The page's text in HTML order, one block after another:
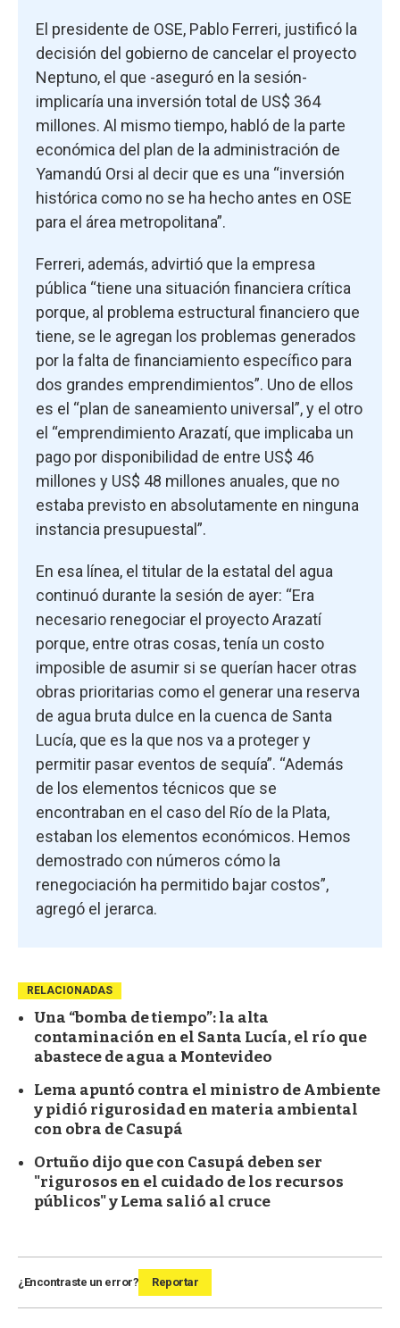
El presidente de OSE, Pablo Ferreri, justificó la
decisión del gobierno de cancelar el proyecto
Neptuno, el que -aseguró en la sesión-
implicaría una inversión total de US$ 364
millones. Al mismo tiempo, habló de la parte
económica del plan de la administración de
Yamandú Orsi al decir que es una “inversión
histórica como no se ha hecho antes en OSE
para el área metropolitana”.
Ferreri, además, advirtió que la empresa
pública “tiene una situación financiera crítica
porque, al problema estructural financiero que
tiene, se le agregan los problemas generados
por la falta de financiamiento específico para
dos grandes emprendimientos”. Uno de ellos
es el “plan de saneamiento universal”, y el otro
el “emprendimiento Arazatí, que implicaba un
pago por disponibilidad de entre US$ 46
millones y US$ 48 millones anuales, que no
estaba previsto en absolutamente en ninguna
instancia presupuestal”.
En esa línea, el titular de la estatal del agua
continuó durante la sesión de ayer: “Era
necesario renegociar el proyecto Arazatí
porque, entre otras cosas, tenía un costo
imposible de asumir si se querían hacer otras
obras prioritarias como el generar una reserva
de agua bruta dulce en la cuenca de Santa
Lucía, que es la que nos va a proteger y
permitir pasar eventos de sequía”. “Además
de los elementos técnicos que se
encontraban en el caso del Río de la Plata,
estaban los elementos económicos. Hemos
demostrado con números cómo la
renegociación ha permitido bajar costos”,
agregó el jerarca.
RELACIONADAS
Una “bomba de tiempo”: la alta
contaminación en el Santa Lucía, el río que
abastece de agua a Montevideo
Lema apuntó contra el ministro de Ambiente
y pidió rigurosidad en materia ambiental
con obra de Casupá
Ortuño dijo que con Casupá deben ser
"rigurosos en el cuidado de los recursos
públicos" y Lema salió al cruce
¿Encontraste un error? Reportar